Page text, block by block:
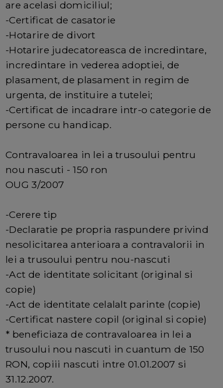
are acelasi domiciliul;
-Certificat de casatorie
-Hotarire de divort
-Hotarire judecatoreasca de incredintare,
incredintare in vederea adoptiei, de
plasament, de plasament in regim de
urgenta, de instituire a tutelei;
-Certificat de incadrare intr-o categorie de
persone cu handicap.
Contravaloarea in lei a trusoului pentru
nou nascuti - 150 ron
OUG 3/2007
-Cerere tip
-Declaratie pe propria raspundere privind
nesolicitarea anterioara a contravalorii in
lei a trusoului pentru nou-nascuti
-Act de identitate solicitant (original si
copie)
-Act de identitate celalalt parinte (copie)
-Certificat nastere copil (original si copie)
* beneficiaza de contravaloarea in lei a
trusoului nou nascuti in cuantum de 150
RON, copiii nascuti intre 01.01.2007 si
31.12.2007.